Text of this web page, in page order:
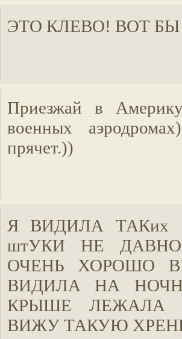
ЭТО КЛЕВО! ВОТ
Приезжай в
военных
прячет.))
Я ВИДИЛА
штУКИ НЕ
ОЧЕНЬ ХОРОШО
ВИДИЛА НА
КРЫШЕ ЛЕЖАЛА
ВИЖУ ТАКУЮ